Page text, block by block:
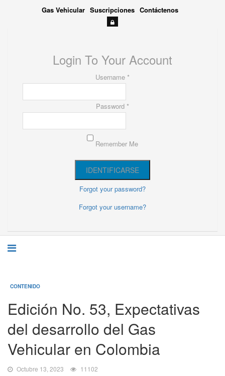
Gas Vehicular Suscripciones Contáctenos
Login To Your Account
Username *
Password *
Remember Me
Forgot your password?
Forgot your username?
CONTENIDO
Edición No. 53, Expectativas
del desarrollo del Gas
Vehicular en Colombia
Octubre 13, 2023
11102